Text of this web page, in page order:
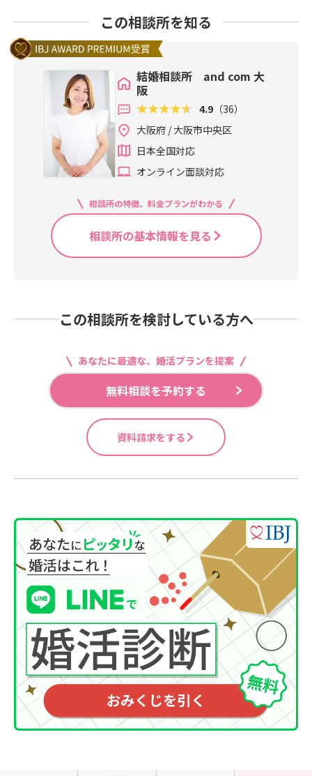
この相談所を知る
結婚相談所 and com 大
阪
4.9 （36）
大阪府 / 大阪市中央区
日本全国対応
オンライン面談対応
相談所の特徴、料金プランがわかる
相談所の基本情報を見る
この相談所を検討している方へ
あなたに最適な、婚活プランを提案
無料相談を予約する
資料請求をする